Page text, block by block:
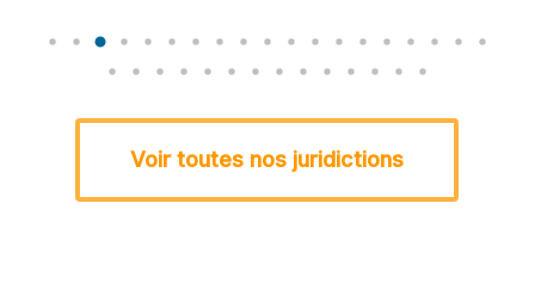
Voir toutes nos juridictions